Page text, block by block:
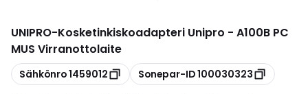
UNIPRO-Kosketinkiskoadapteri Unipro - A100B PC
MUS Virranottolaite
Kopioi
Sähkönro1459012 Kopioi
Sonepar-ID100030323